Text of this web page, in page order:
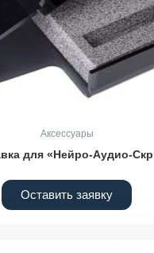
Аксессуары
для «Нейро-Аудио-
Оставить заявку